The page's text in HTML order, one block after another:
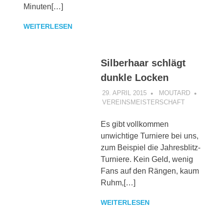
Minuten[…]
WEITERLESEN
Silberhaar schlägt
dunkle Locken
29. APRIL 2015
MOUTARD
VEREINSMEISTERSCHAFT
Es gibt vollkommen
unwichtige Turniere bei uns,
zum Beispiel die Jahresblitz-
Turniere. Kein Geld, wenig
Fans auf den Rängen, kaum
Ruhm,[…]
WEITERLESEN